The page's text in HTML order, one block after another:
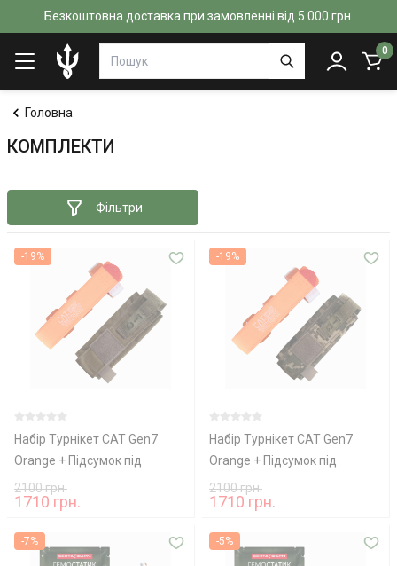
Безкоштовна доставка при замовленні від 5 000 грн.
0
Головна
КОМПЛЕКТИ
Фільтри
-19%
Набір Турнікет CAT Gen7
Orange + Підсумок під
турнікет CAT Gen7 TQ
(Coyote)
2100 грн.
1710 грн.
-19%
Набір Турнікет CAT Gen7
Orange + Підсумок під
турнікет CAT Gen7 TQ (Pixel)
2100 грн.
1710 грн.
-7% -5%